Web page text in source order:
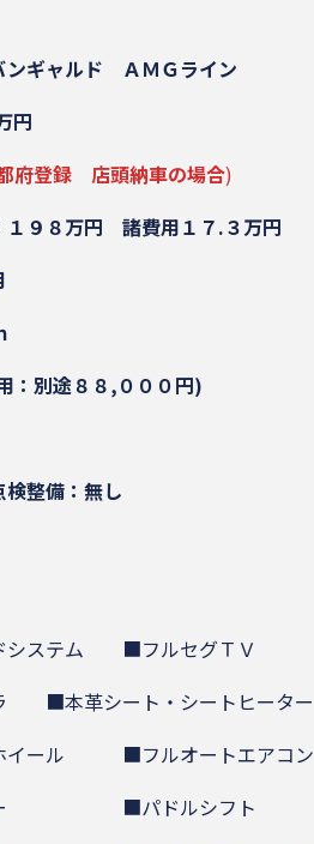
ギャルド ＡＭＧライン
円
府登録 店頭納車の場合)
９８万円
諸費用１７.３万円
：別途８８,０００円)
検整備：無し
システム ■フルセグＴＶ
■本革シート・シートヒーター
イール ■フルオートエアコン
ター ■パドルシフト